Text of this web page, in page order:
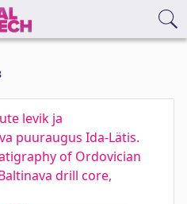
levik ja
puuraugus Ida-Lätis.
of Ordovician
drill core,